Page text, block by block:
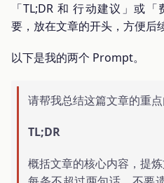
「TL;DR 和 行动建议」或
要，放在文章的开头，方便后
以下是我的两个 Prompt。
请帮我总结这篇文章的重
TL;DR
概括文章的核心内容，提